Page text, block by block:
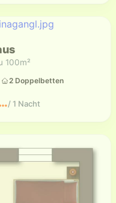
100m²
2 Doppelbetten
/ 1 Nacht